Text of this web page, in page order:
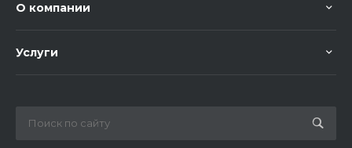
О компании
Услуги